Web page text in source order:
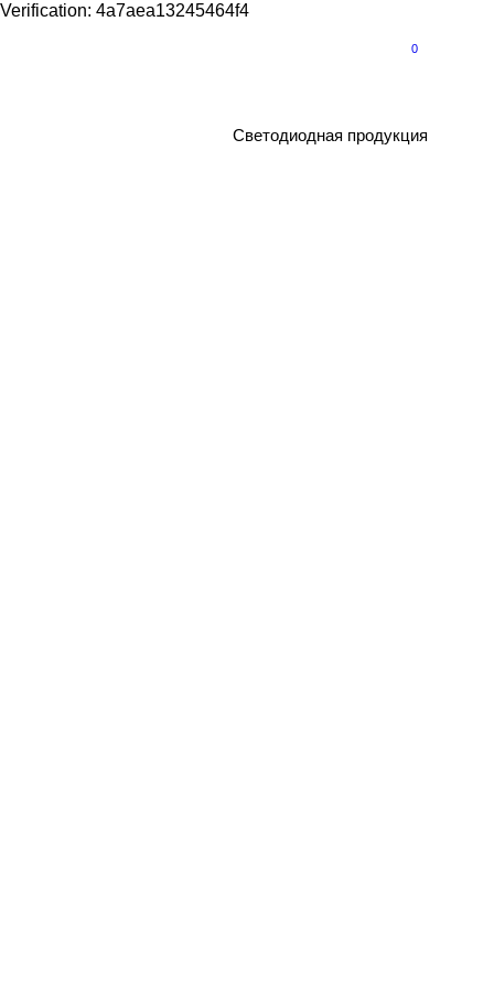
Verification: 4a7aea13245464f4
Светодиодная продукция
0